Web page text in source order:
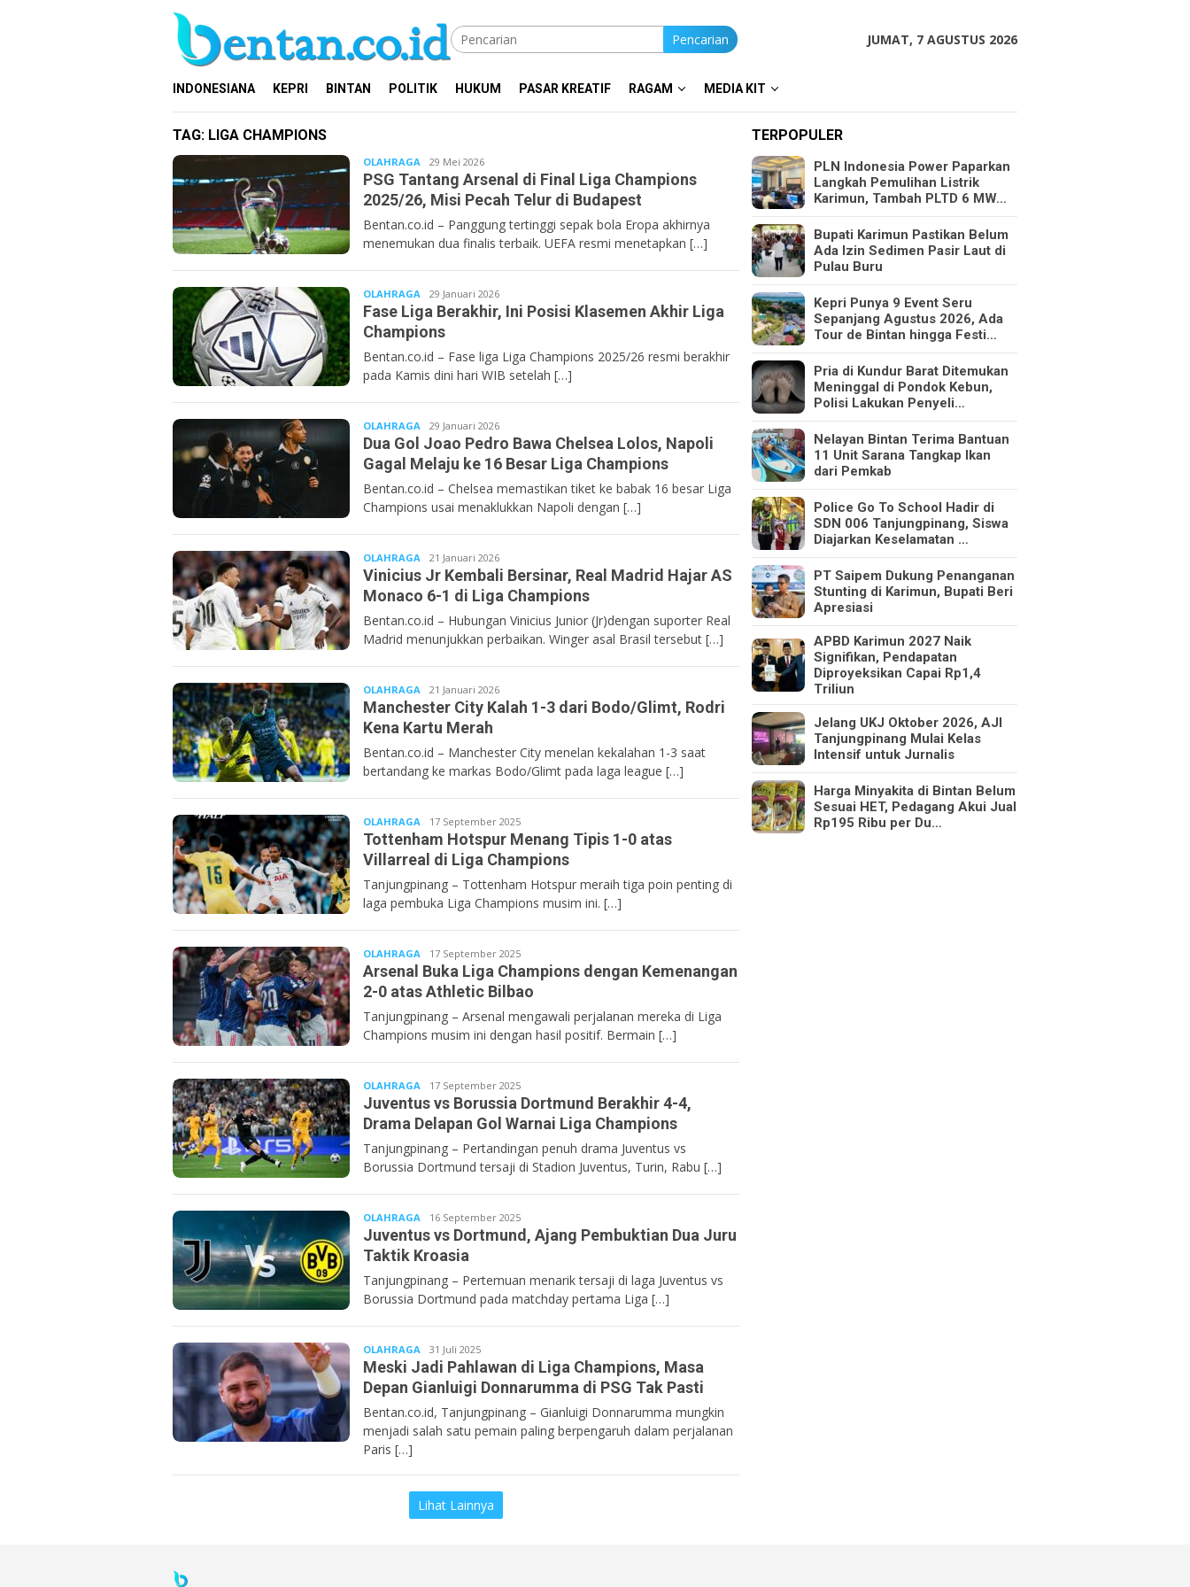
Pencarian JUMAT, 7 AGUSTUS 2026
INDONESIANA KEPRI BINTAN POLITIK HUKUM PASAR KREATIF RAGAM MEDIA KIT
TAG: LIGA CHAMPIONS
OLAHRAGA Bentancoid
29 Mei 2026
PSG Tantang Arsenal di Final Liga Champions
2025/26, Misi Pecah Telur di Budapest
Bentan.co.id – Panggung tertinggi sepak bola Eropa akhirnya
menemukan dua finalis terbaik. UEFA resmi menetapkan […]
OLAHRAGA Bentancoid
29 Januari 2026
Fase Liga Berakhir, Ini Posisi Klasemen Akhir Liga
Champions
Bentan.co.id – Fase liga Liga Champions 2025/26 resmi berakhir
pada Kamis dini hari WIB setelah […]
OLAHRAGA Bentancoid
29 Januari 2026
Dua Gol Joao Pedro Bawa Chelsea Lolos, Napoli
Gagal Melaju ke 16 Besar Liga Champions
Bentan.co.id – Chelsea memastikan tiket ke babak 16 besar Liga
Champions usai menaklukkan Napoli dengan […]
OLAHRAGA Bentancoid
21 Januari 2026
Vinicius Jr Kembali Bersinar, Real Madrid Hajar AS
Monaco 6-1 di Liga Champions
Bentan.co.id – Hubungan Vinicius Junior (Jr)dengan suporter Real
Madrid menunjukkan perbaikan. Winger asal Brasil tersebut […]
OLAHRAGA Bentancoid
21 Januari 2026
Manchester City Kalah 1-3 dari Bodo/Glimt, Rodri
Kena Kartu Merah
Bentan.co.id – Manchester City menelan kekalahan 1-3 saat
bertandang ke markas Bodo/Glimt pada laga league […]
OLAHRAGA Bentancoid
17 September 2025
Tottenham Hotspur Menang Tipis 1-0 atas
Villarreal di Liga Champions
Tanjungpinang – Tottenham Hotspur meraih tiga poin penting di
laga pembuka Liga Champions musim ini. […]
OLAHRAGA Bentancoid
17 September 2025
Arsenal Buka Liga Champions dengan Kemenangan
2-0 atas Athletic Bilbao
Tanjungpinang – Arsenal mengawali perjalanan mereka di Liga
Champions musim ini dengan hasil positif. Bermain […]
OLAHRAGA Bentancoid
17 September 2025
Juventus vs Borussia Dortmund Berakhir 4-4,
Drama Delapan Gol Warnai Liga Champions
Tanjungpinang – Pertandingan penuh drama Juventus vs
Borussia Dortmund tersaji di Stadion Juventus, Turin, Rabu […]
OLAHRAGA Bentancoid
16 September 2025
Juventus vs Dortmund, Ajang Pembuktian Dua Juru
Taktik Kroasia
Tanjungpinang – Pertemuan menarik tersaji di laga Juventus vs
Borussia Dortmund pada matchday pertama Liga […]
OLAHRAGA Bentancoid
31 Juli 2025
Meski Jadi Pahlawan di Liga Champions, Masa
Depan Gianluigi Donnarumma di PSG Tak Pasti
Bentan.co.id, Tanjungpinang – Gianluigi Donnarumma mungkin
menjadi salah satu pemain paling berpengaruh dalam perjalanan
Paris […]
Lihat Lainnya
TERPOPULER
PLN Indonesia Power Paparkan
Langkah Pemulihan Listrik
Karimun, Tambah PLTD 6 MW…
Bupati Karimun Pastikan Belum
Ada Izin Sedimen Pasir Laut di
Pulau Buru
Kepri Punya 9 Event Seru
Sepanjang Agustus 2026, Ada
Tour de Bintan hingga Festi…
Pria di Kundur Barat Ditemukan
Meninggal di Pondok Kebun,
Polisi Lakukan Penyeli…
Nelayan Bintan Terima Bantuan
11 Unit Sarana Tangkap Ikan
dari Pemkab
Police Go To School Hadir di
SDN 006 Tanjungpinang, Siswa
Diajarkan Keselamatan …
PT Saipem Dukung Penanganan
Stunting di Karimun, Bupati Beri
Apresiasi
APBD Karimun 2027 Naik
Signifikan, Pendapatan
Diproyeksikan Capai Rp1,4
Triliun
Jelang UKJ Oktober 2026, AJI
Tanjungpinang Mulai Kelas
Intensif untuk Jurnalis
Harga Minyakita di Bintan Belum
Sesuai HET, Pedagang Akui Jual
Rp195 Ribu per Du…